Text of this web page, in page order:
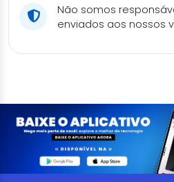
Não somos
enviados aos nossos